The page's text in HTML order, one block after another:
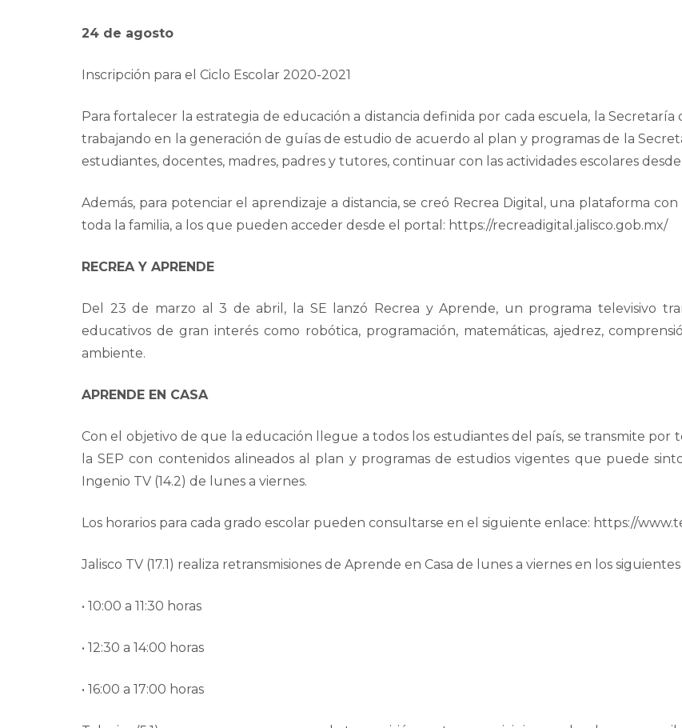
24 de agosto
Inscripción para el Ciclo Escolar 2020-2021
Para fortalecer la estrategia de educación a distancia definida por cada escuela, la
trabajando en la generación de guías de estudio de acuerdo al plan y programas de la
estudiantes, docentes, madres, padres y tutores, continuar con las actividades escolares desde
Además, para potenciar el aprendizaje a distancia, se creó Recrea Digital, una plataforma
toda la familia, a los que pueden acceder desde el portal: https://recreadigital.jalisco.gob.mx/
RECREA Y APRENDE
Del 23 de marzo al 3 de abril, la SE lanzó Recrea y Aprende, un programa televisivo
educativos de gran interés como robótica, programación, matemáticas, ajedrez,
ambiente.
APRENDE EN CASA
Con el objetivo de que la educación llegue a todos los estudiantes del país, se transmite por
la SEP con contenidos alineados al plan y programas de estudios vigentes que puede
Ingenio TV (14.2) de lunes a viernes.
Los horarios para cada grado escolar pueden consultarse en el siguiente enlace: https://
Jalisco TV (17.1) realiza retransmisiones de Aprende en Casa de lunes a viernes en los
• 10:00 a 11:30 horas
• 12:30 a 14:00 horas
• 16:00 a 17:00 horas